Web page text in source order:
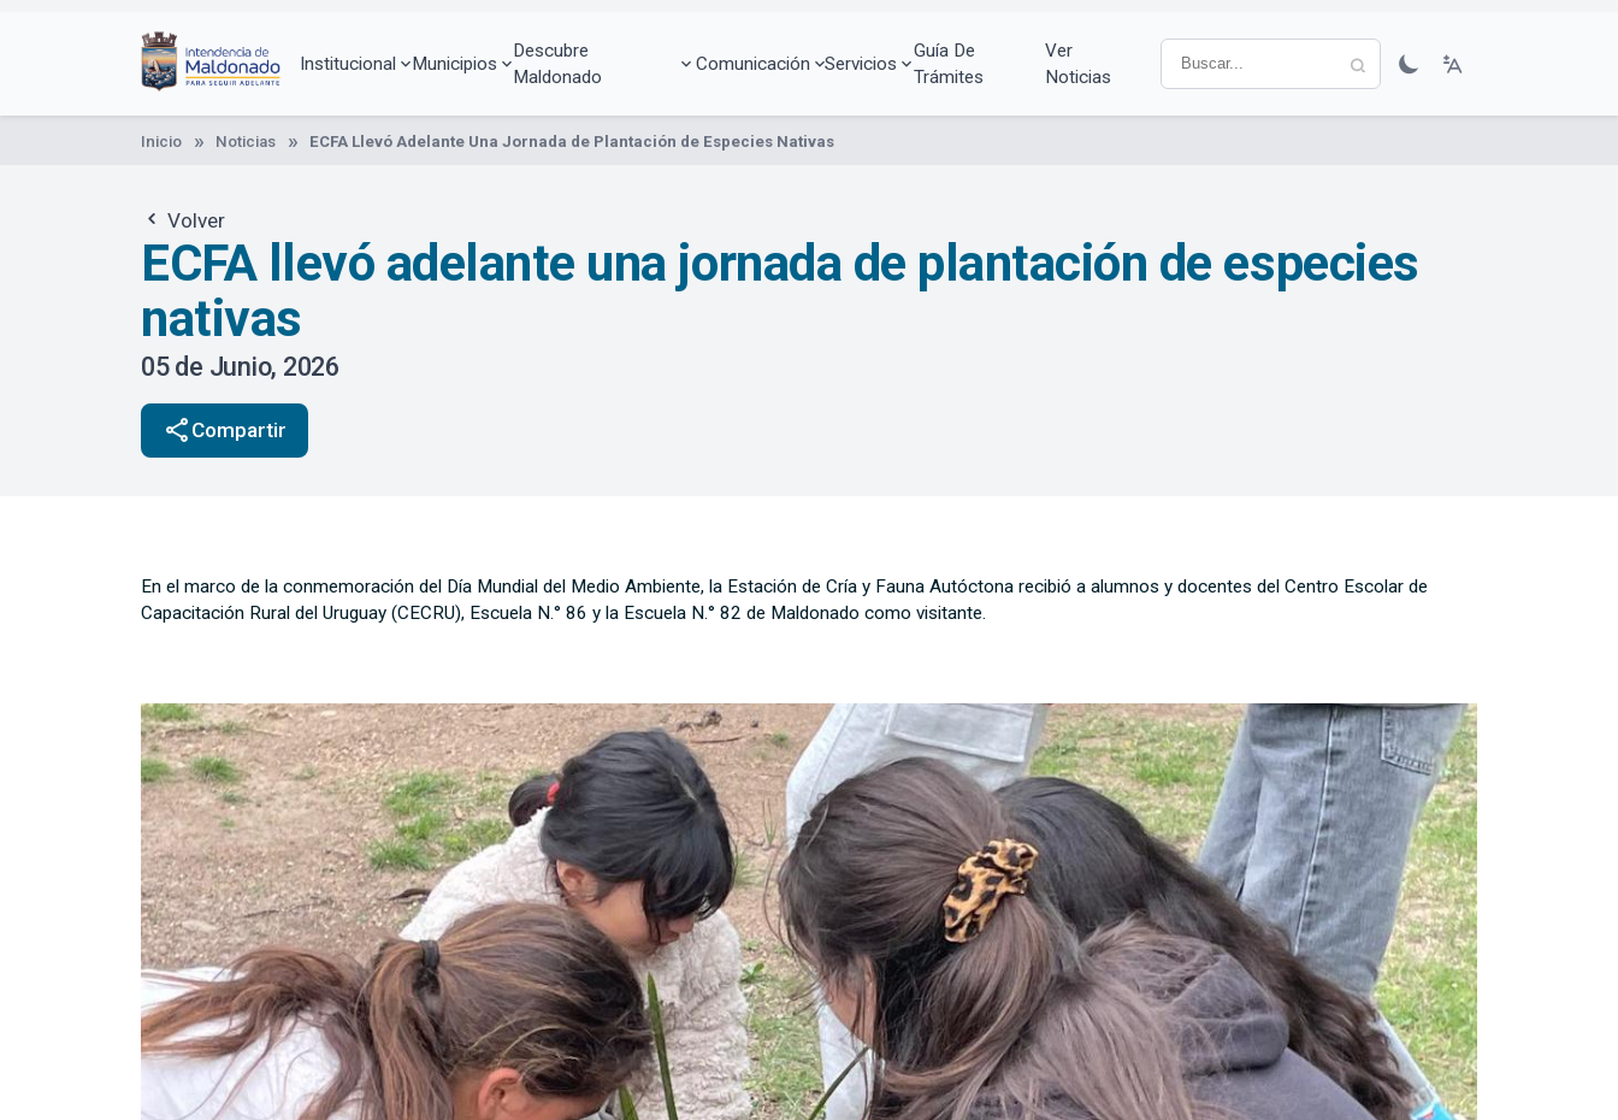
Institucional Municipios
Descubre
Maldonado
Comunicación Servicios
Guía De
Trámites
Ver
Noticias
Inicio Noticias ECFA Llevó Adelante Una Jornada de Plantación de Especies Nativas
Volver
ECFA llevó adelante una jornada de plantación de especies
nativas
05 de Junio, 2026
share Compartir
En el marco de la conmemoración del Día Mundial del Medio Ambiente, la Estación de Cría y Fauna Autóctona recibió a alumnos y docentes del Centro Escolar de
Capacitación Rural del Uruguay (CECRU), Escuela N.° 86 y la Escuela N.° 82 de Maldonado como visitante.